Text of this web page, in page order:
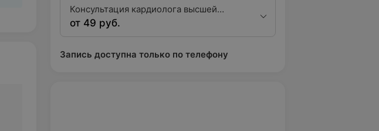
Консультация кардиолога высшей
квалификационной категории
от 49 руб.
Запись доступна только по телефону